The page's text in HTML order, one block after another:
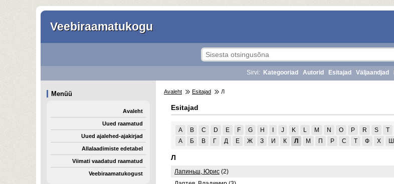
Veebiraamatukogu
Sirvi: Kategooriad Autorid Esitajad Väljaandjad
Menüü
Avaleht
Uued raamatud
Uued ajalehed-ajakirjad
Allalaadimiste edetabel
Viimati vaadatud raamatud
Veebiraamatukogust
Avaleht Esitajad Л
Esitajad
A B C D E F G H J K L M N O P R S T
А
Б В Г Д Е Ж З И К Л М П Р С Т Ф Х Ш
Л
Лапиньш, Юрис (2)